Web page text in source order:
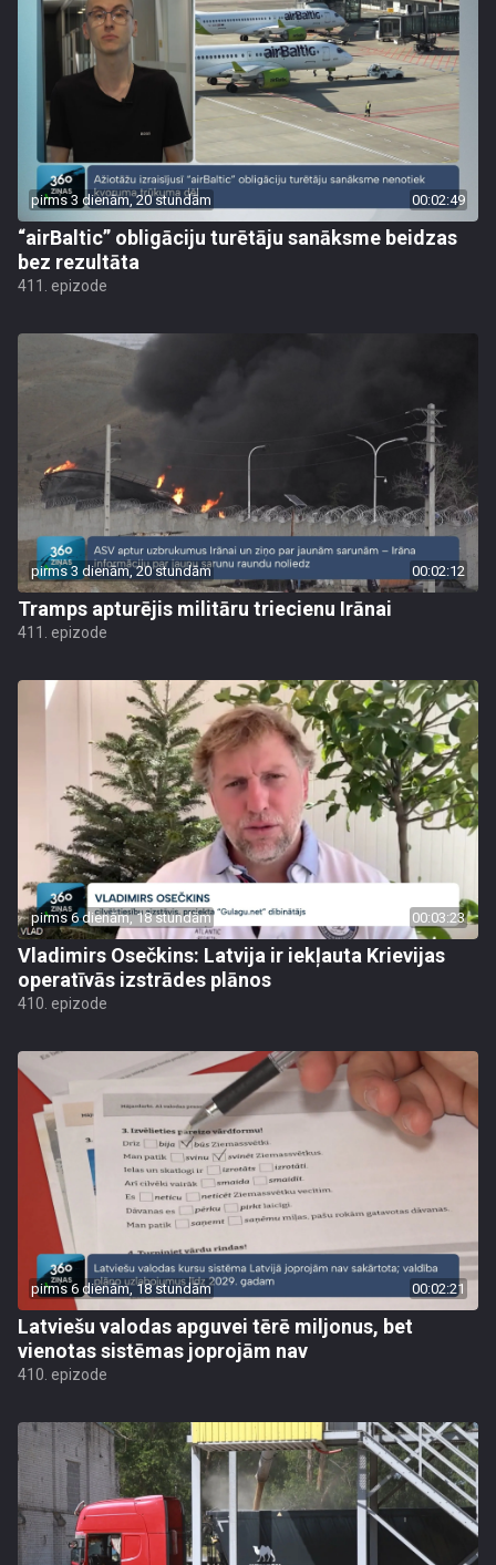
pirms 3 dienām, 20 stundām 00:02:49
“airBaltic” obligāciju turētāju sanāksme beidzas
bez rezultāta
411. epizode
pirms 3 dienām, 20 stundām 00:02:12
Tramps apturējis militāru triecienu Irānai
411. epizode
pirms 6 dienām, 18 stundām 00:03:23
Vladimirs Osečkins: Latvija ir iekļauta Krievijas
operatīvās izstrādes plānos
410. epizode
pirms 6 dienām, 18 stundām 00:02:21
Latviešu valodas apguvei tērē miljonus, bet
vienotas sistēmas joprojām nav
410. epizode